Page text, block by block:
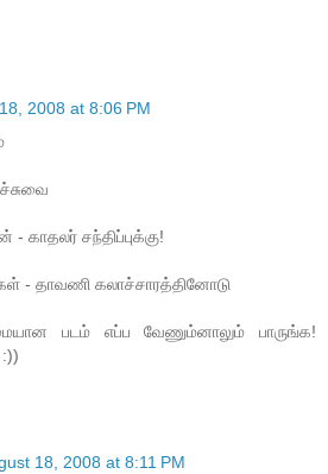
2008 at 8:06 PM
சந்திப்புக்கு!
- தாவணி கலாச்சாரத்தினோடு
படம் எப்ப வேணும்னாலும் பாருங்க!
18, 2008 at 8:11 PM